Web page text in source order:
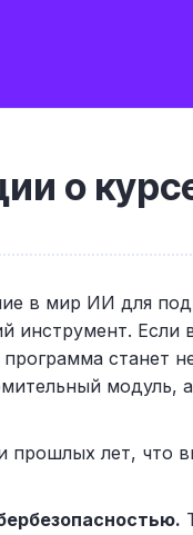
о
в мир ИИ для
инструмент. Если
станет
модуль,
прошлых лет, что